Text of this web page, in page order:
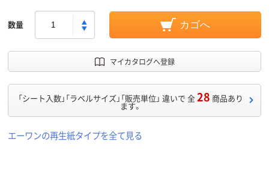
数量 カゴへ
マイカタログへ登録
「シート入数」「ラベルサイズ」「販売単位」 違いで 全28 商品あり
ます。
エーワンの再生紙タイプを全て見る